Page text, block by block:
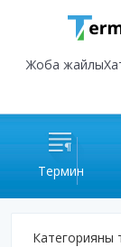
Жоба жайлы
Термин
Категорияны